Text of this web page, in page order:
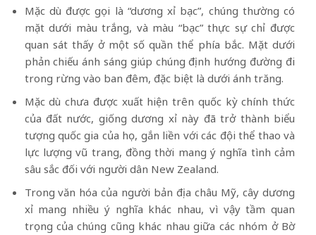
Mặc dù được gọi là “dương xỉ bạc”, chúng thường có
mặt dưới màu trắng, và màu “bạc” thực sự chỉ được
quan sát thấy ở một số quần thể phía bắc. Mặt dưới
phản chiếu ánh sáng giúp chúng định hướng đường đi
trong rừng vào ban đêm, đặc biệt là dưới ánh trăng.
Mặc dù chưa được xuất hiện trên quốc kỳ chính thức
của đất nước, giống dương xỉ này đã trở thành biểu
tượng quốc gia của họ, gắn liền với các đội thể thao và
lực lượng vũ trang, đồng thời mang ý nghĩa tình cảm
sâu sắc đối với người dân New Zealand.
Trong văn hóa của người bản địa châu Mỹ, cây dương
xỉ mang nhiều ý nghĩa khác nhau, vì vậy tầm quan
trọng của chúng cũng khác nhau giữa các nhóm ở Bờ